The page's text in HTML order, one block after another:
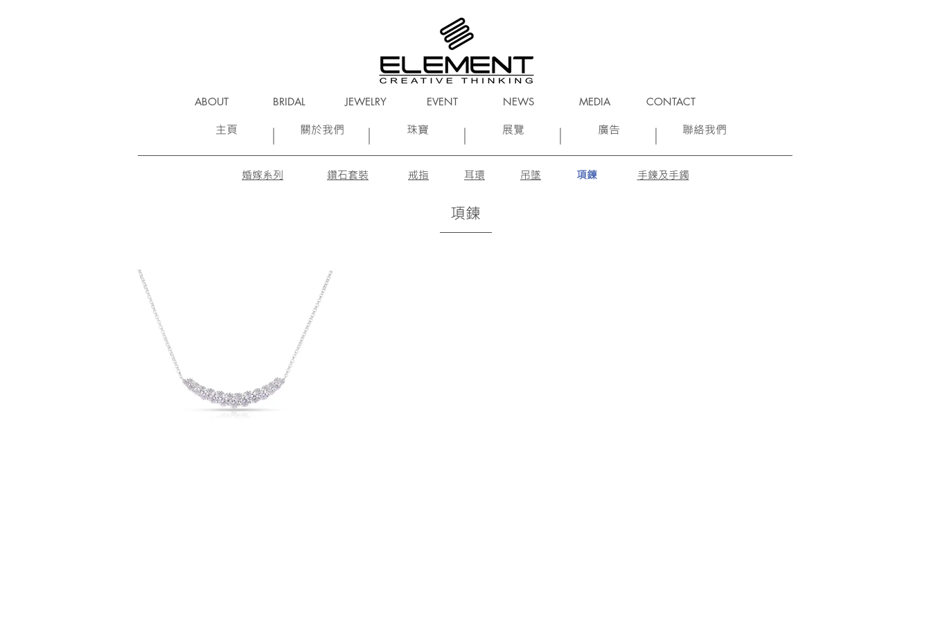
ABOUT BRIDAL JEWELRY EVENT NEWS MEDIA CONTACT
主頁 聯絡我們
廣告
展覽
珠寶
關於我們
婚嫁系列 鑽石套裝 戒指 耳環 吊墜 項鍊 手鍊及手鐲
項鍊